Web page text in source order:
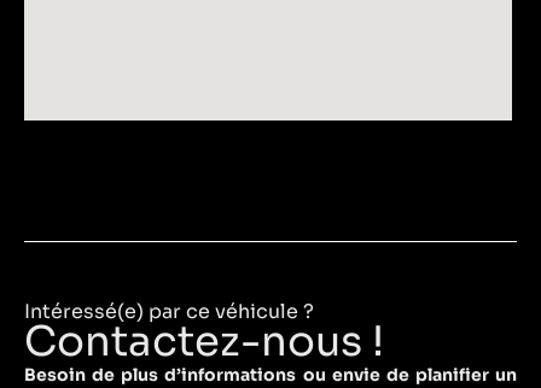
Intéressé(e) par ce véhicule ?
Contactez-nous !
Besoin de plus d’informations ou envie de planifier un